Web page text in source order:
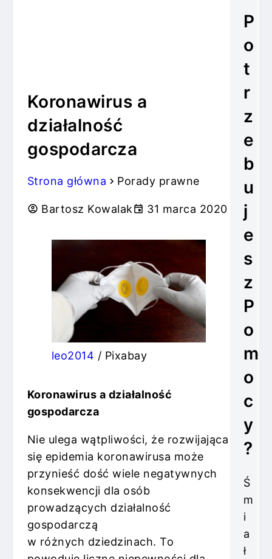
Koronawirus a
działalność
gospodarcza
Strona główna Porady prawne
Bartosz Kowalak 31 marca 2020
leo2014 / Pixabay
Koronawirus a działalność
gospodarcza
Nie ulega wątpliwości, że rozwijająca
się epidemia koronawirusa może
przynieść dość wiele negatywnych
konsekwencji dla osób
prowadzących działalność
gospodarczą
w różnych dziedzinach. To
P
o
t
r
z
e
b
u
j
e
s
z
P
o
m
o
c
y
?
Ś
m
i
a
ł